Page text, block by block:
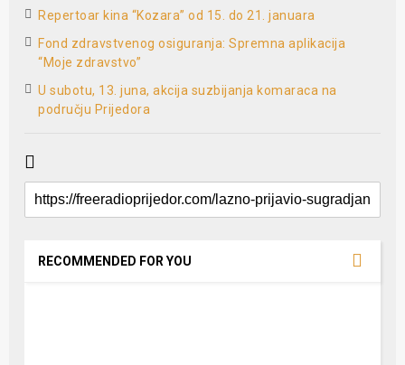
Repertoar kina “Kozara” od 15. do 21. januara
Fond zdravstvenog osiguranja: Spremna aplikacija
“Moje zdravstvo”
U subotu, 13. juna, akcija suzbijanja komaraca na
području Prijedora
RECOMMENDED FOR YOU